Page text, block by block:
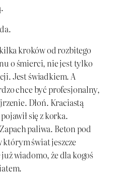
kroków od rozbitego
o śmierci, nie jest tylko
Jest świadkiem. A
chce być profesjonalny,
Dłoń. Kraciastą
się z korka.
paliwa. Beton pod
świat jeszcze
wiadomo, że dla kogoś